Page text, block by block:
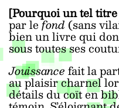
[Pourquoi un tel
par lefond (sans
bien un livre qui
sous toutes ses
Jouissancefait la
au plaisir charnel
détails du coït en